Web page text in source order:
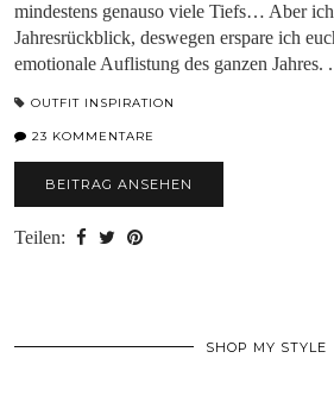
mindestens genauso viele Tiefs… Aber
Jahresrückblick, deswegen erspare ich
emotionale Auflistung des ganzen Jahres. .
OUTFIT INSPIRATION
23 KOMMENTARE
BEITRAG ANSEHEN
Teilen:
SHOP MY STYLE